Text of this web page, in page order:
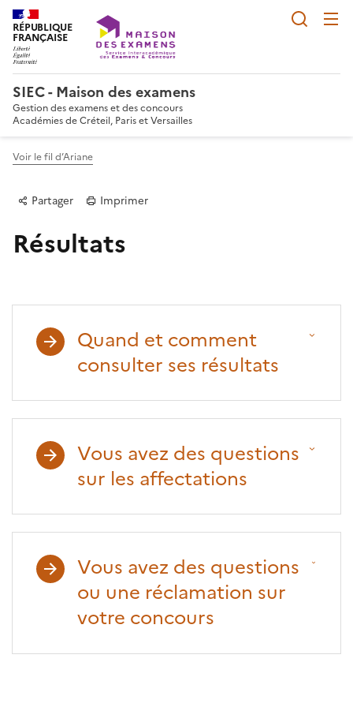
RÉPUBLIQUE
FRANÇAISE
SIEC - Maison des examens
Gestion des examens et des concours
Académies de Créteil, Paris et Versailles
Voir le fil d’Ariane
Partager Imprimer
Résultats
Partager sur Facebook
Partager sur Twitter
Partager sur LinkedIn
Partager par email
Copier dans le
Quand et comment
consulter ses résultats
Vous avez des questions
sur les affectations
Vous avez des questions
ou une réclamation sur
votre concours